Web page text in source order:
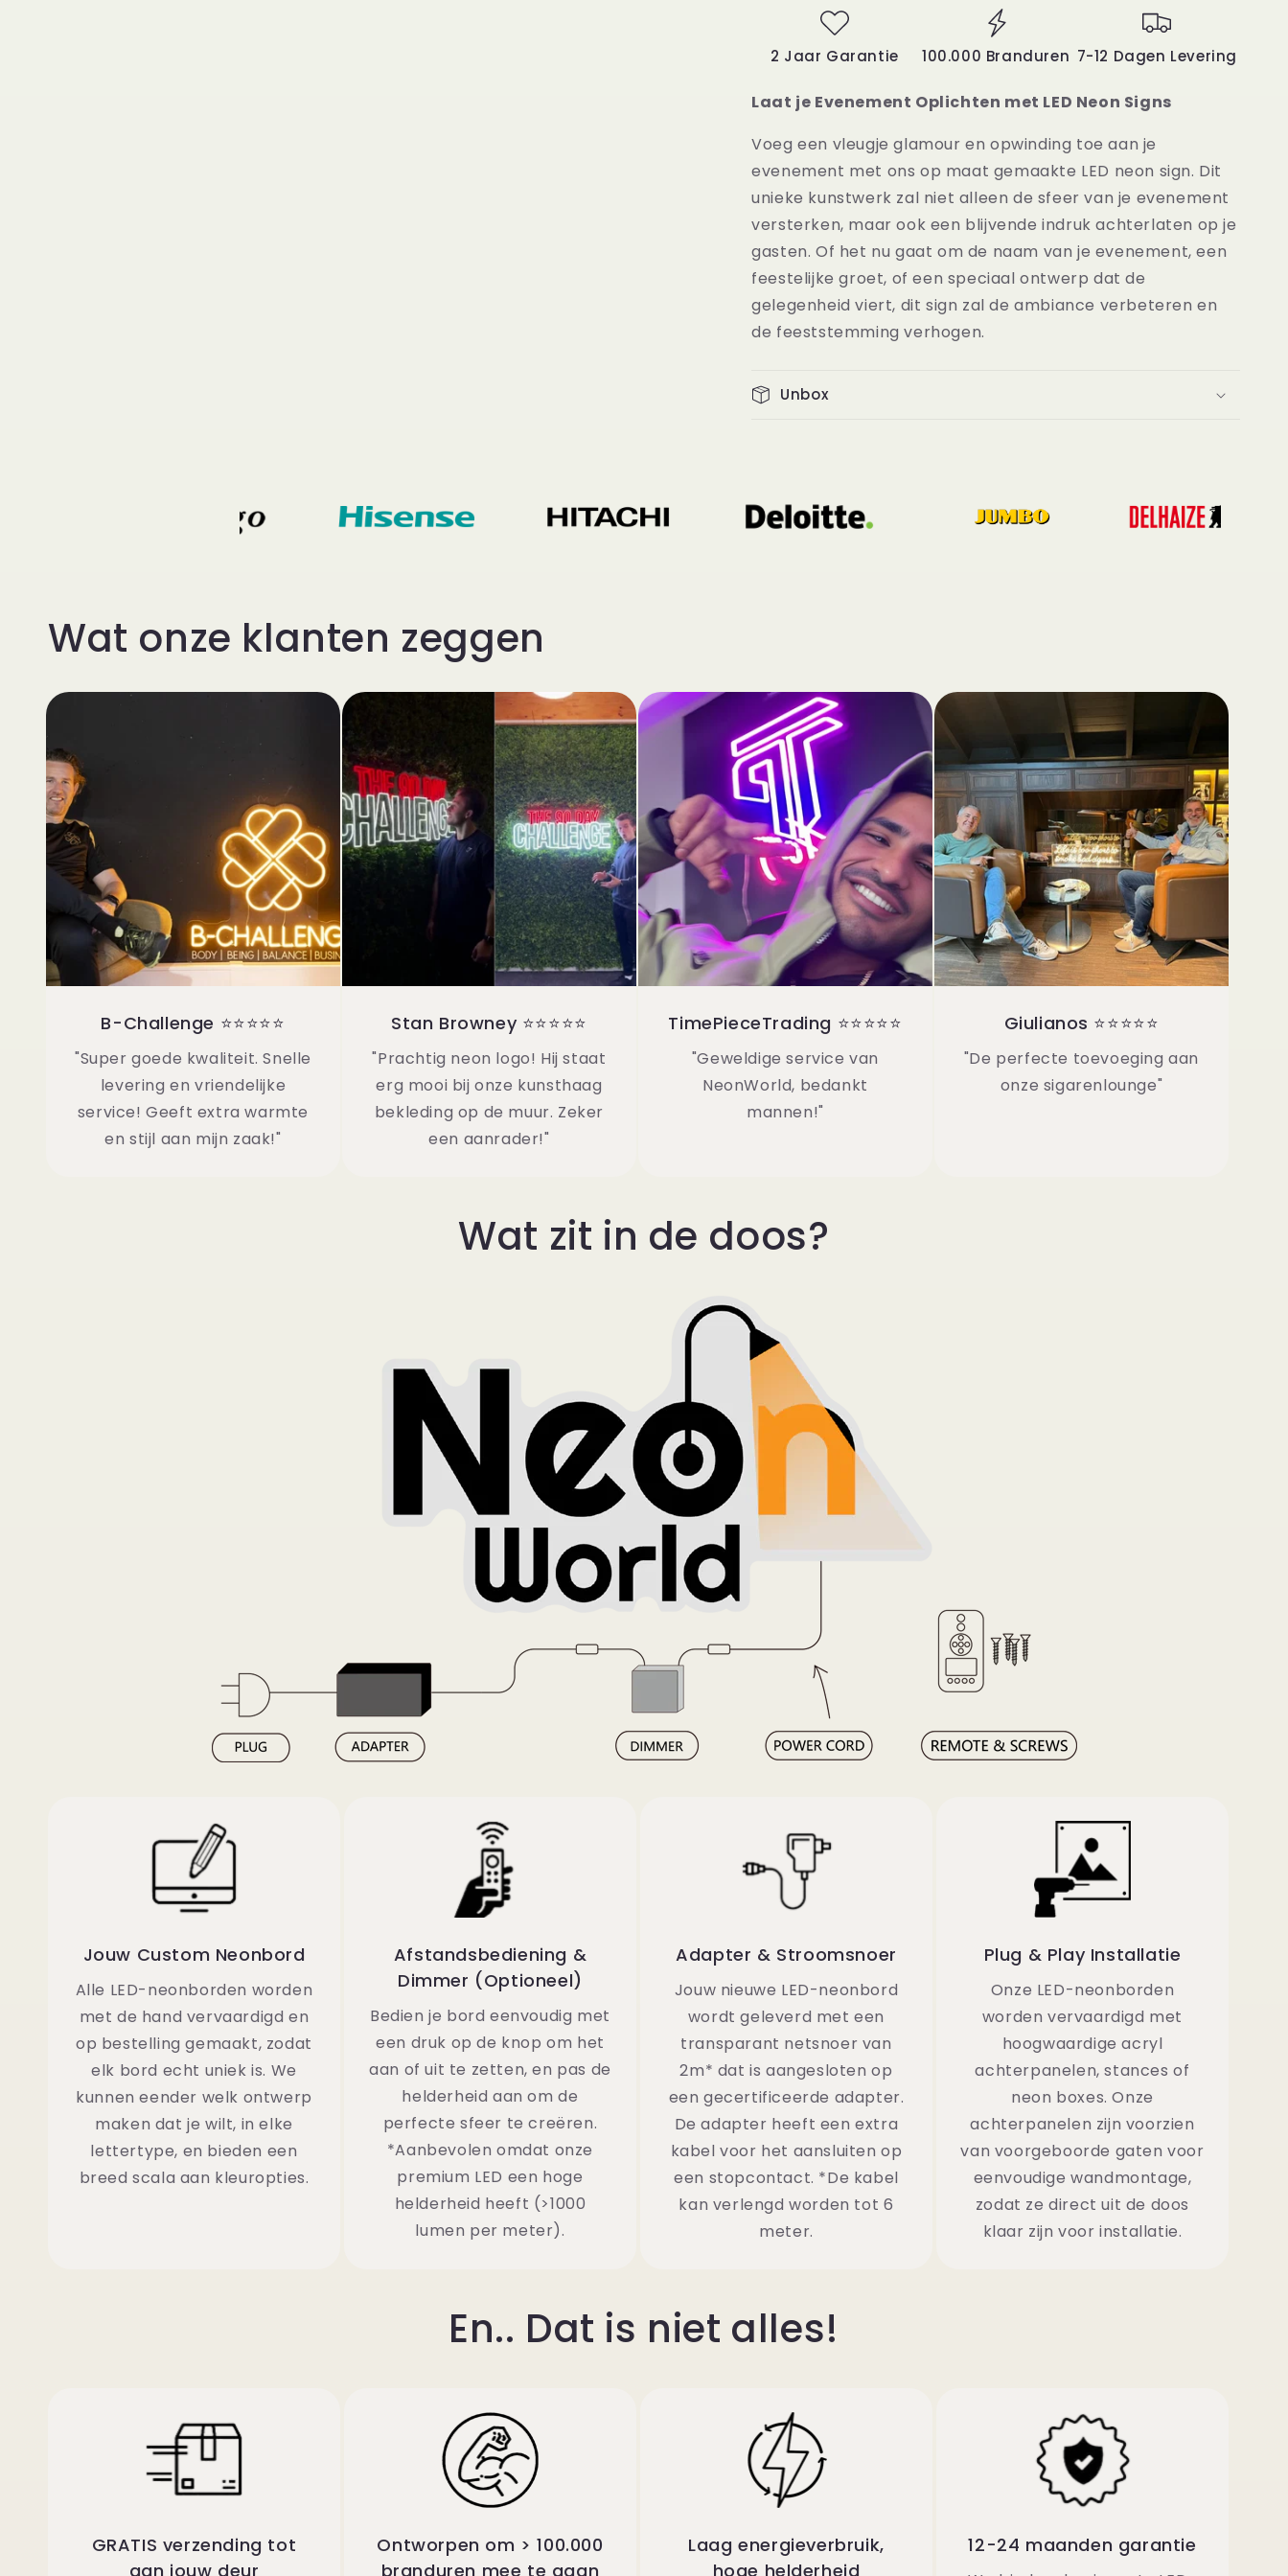
2 Jaar Garantie 100.000 Branduren 7-12 Dagen Levering
Laat je Evenement Oplichten met LED Neon Signs
Voeg een vleugje glamour en opwinding toe aan je
evenement met ons op maat gemaakte LED neon sign. Dit
unieke kunstwerk zal niet alleen de sfeer van je evenement
versterken, maar ook een blijvende indruk achterlaten op je
gasten. Of het nu gaat om de naam van je evenement, een
feestelijke groet, of een speciaal ontwerp dat de
gelegenheid viert, dit sign zal de ambiance verbeteren en
de feeststemming verhogen.
Unbox
Wat onze klanten zeggen
B-Challenge ⭐⭐⭐⭐⭐
"Super goede kwaliteit. Snelle
levering en vriendelijke
service! Geeft extra warmte
en stijl aan mijn zaak!"
Stan Browney ⭐⭐⭐⭐⭐
"Prachtig neon logo! Hij staat
erg mooi bij onze kunsthaag
bekleding op de muur. Zeker
een aanrader!"
TimePieceTrading ⭐⭐⭐⭐⭐
"Geweldige service van
NeonWorld, bedankt
mannen!"
Giulianos ⭐⭐⭐⭐⭐
"De perfecte toevoeging aan
onze sigarenlounge"
Wat zit in de doos?
Jouw Custom Neonbord
Alle LED-neonborden worden
met de hand vervaardigd en
op bestelling gemaakt, zodat
elk bord echt uniek is. We
kunnen eender welk ontwerp
maken dat je wilt, in elke
lettertype, en bieden een
breed scala aan kleuropties.
Afstandsbediening &
Dimmer (Optioneel)
Bedien je bord eenvoudig met
een druk op de knop om het
aan of uit te zetten, en pas de
helderheid aan om de
perfecte sfeer te creëren.
*Aanbevolen omdat onze
premium LED een hoge
helderheid heeft (>1000
lumen per meter).
Adapter & Stroomsnoer
Jouw nieuwe LED-neonbord
wordt geleverd met een
transparant netsnoer van
2m* dat is aangesloten op
een gecertificeerde adapter.
De adapter heeft een extra
kabel voor het aansluiten op
een stopcontact. *De kabel
kan verlengd worden tot 6
meter.
Plug & Play Installatie
Onze LED-neonborden
worden vervaardigd met
hoogwaardige acryl
achterpanelen, stances of
neon boxes. Onze
achterpanelen zijn voorzien
van voorgeboorde gaten voor
eenvoudige wandmontage,
zodat ze direct uit de doos
klaar zijn voor installatie.
En.. Dat is niet alles!
GRATIS verzending tot
aan jouw deur
Ontworpen om > 100.000
branduren mee te gaan
Laag energieverbruik,
hoge helderheid
12-24 maanden garantie